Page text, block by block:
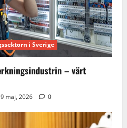
i Sverige
– värt
maj, 2026 0